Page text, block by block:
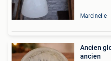
Marcinelle
Ancien
ancien